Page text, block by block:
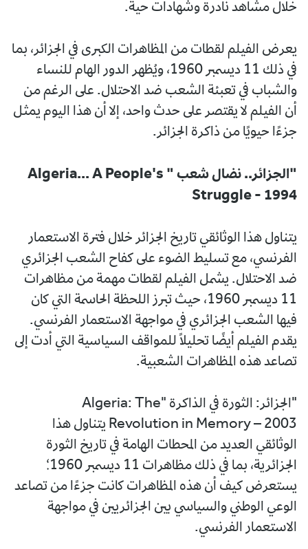
خلال مشاهد نادرة وشهادات حية.
يعرض الفيلم لقطات من المظاهرات الكبرى في الجزائر، بما
في ذلك 11 ديسمبر 1960، ويُظهر الدور الهام للنساء
والشباب في تعبئة الشعب ضد الاحتلال. على الرغم من
أن الفيلم لا يقتصر على حدث واحد، إلا أن هذا اليوم يمثل
جزءًا حيويًا من ذاكرة الجزائر.
"الجزائر.. نضال شعب " Algeria... A People's
Struggle - 1994
يتناول هذا الوثائقي تاريخ الجزائر خلال فترة الاستعمار
الفرنسي، مع تسليط الضوء على كفاح الشعب الجزائري
ضد الاحتلال. يشمل الفيلم لقطات مهمة من مظاهرات
11 ديسمبر 1960، حيث تبرز اللحظة الحاسمة التي كان
فيها الشعب الجزائري في مواجهة الاستعمار الفرنسي.
يقدم الفيلم أيضًا تحليلًا للمواقف السياسية التي أدت إلى
تصاعد هذه المظاهرات الشعبية.
"الجزائر: الثورة في الذاكرة "Algeria: The
Revolution in Memory – 2003 يتناول هذا
الوثائقي العديد من المحطات الهامة في تاريخ الثورة
الجزائرية، بما في ذلك مظاهرات 11 ديسمبر 1960؛
يستعرض كيف أن هذه المظاهرات كانت جزءًا من تصاعد
الوعي الوطني والسياسي بين الجزائريين في مواجهة
الاستعمار الفرنسي.